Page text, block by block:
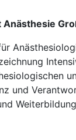
Anästhesie
und